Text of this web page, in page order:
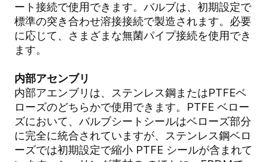
ート接続で使用できます。バルブは、初期設定で
標準の突き合わせ溶接接続で製造されます。必要
に応じて、さまざまな無菌パイプ接続を使用でき
ます。
内部アセンブリ
内部アエンブリは、ステンレス鋼またはPTFEベ
ローズのどちらかで使用できます。PTFE ベロー
ズにおいて、バルブシートシールはベローズ部分
に完全に統合されていますが、ステンレス鋼ベロ
ーズでは初期設定で縮小 PTFE シールが含まれて